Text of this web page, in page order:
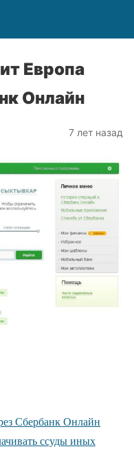
Европа
Онлайн
7 лет назад
Сбербанк Онлайн
ссуды иных